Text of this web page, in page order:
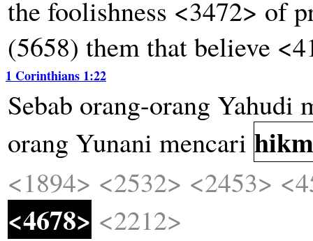
the foolishness <3472> of
(5658) them that believe
1 Corinthians 1:22
Sebab orang-orang Yahudi
orang Yunani mencari
<1894> <2532> <2453>
<4678> <2212>